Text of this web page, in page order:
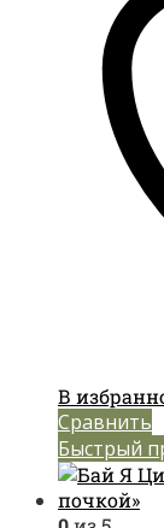
В
Сравнить
Быстрый